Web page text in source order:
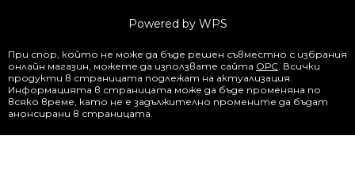
Powered by WPS
При спор, който не може да бъде решен съвместно с избрания
онлайн магазин, можете да използвате сайта ОРС. Всички
продукти в страницата подлежат на актуализация.
Информацията в страницата може да бъде променяна по
всяко време, като не е задължително промените да бъдат
анонсирани в страницата.